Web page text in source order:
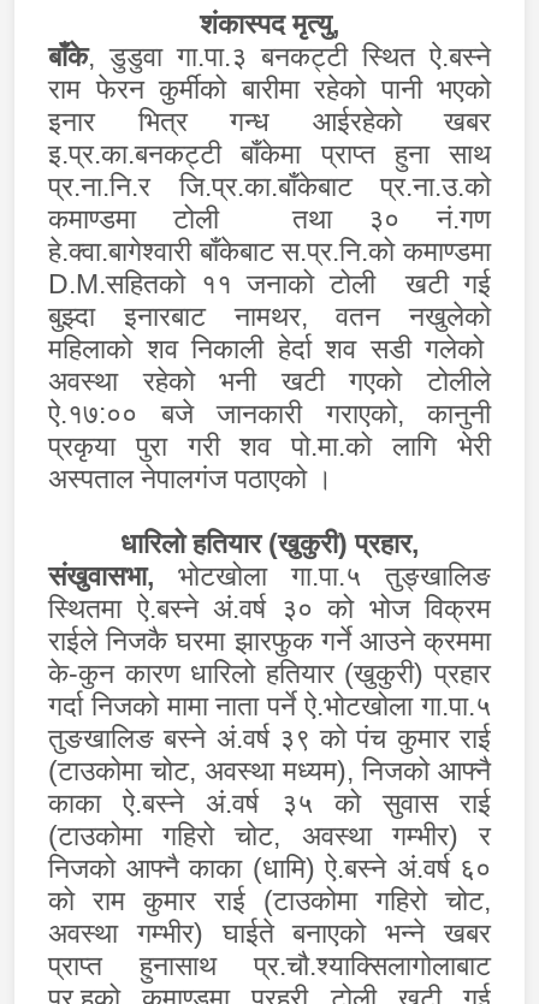
शंकास्पद मृत्यु,
बाँके, डुडुवा गा.पा.३ बनकट्टी स्थित ऐ.बस्ने
राम फेरन कुर्मीको बारीमा रहेको पानी भएको
इनार भित्र गन्ध आईरहेको खबर
इ.प्र.का.बनकट्टी बाँकेमा प्राप्त हुना साथ
प्र.ना.नि.र जि.प्र.का.बाँकेबाट प्र.ना.उ.को
कमाण्डमा टोली तथा ३० नं.गण
हे.क्वा.बागेश्वारी बाँकेबाट स.प्र.नि.को कमाण्डमा
D.M.सहितको ११ जनाको टोली खटी गई
बुझ्दा इनारबाट नामथर,वतन नखुलेको
महिलाको शव निकाली हेर्दा शव सडी गलेको
अवस्था रहेको भनी खटी गएको टोलीले
ऐ.१७:०० बजे जानकारी गराएको,कानुनी
प्रकृया पुरा गरी शव पो.मा.को लागि भेरी
अस्पताल नेपालगंज पठाएको ।
धारिलो हतियार (खुकुरी) प्रहार,
संखुवासभा, भोटखोला गा.पा.५ तुङ्खालिङ
स्थितमा ऐ.बस्ने अं.वर्ष ३० को भोज विक्रम
राईले निजकै घरमा झारफुक गर्ने आउने क्रममा
के-कुन कारण धारिलो हतियार (खुकुरी) प्रहार
गर्दा निजको मामा नाता पर्ने ऐ.भोटखोला गा.पा.५
तुङखालिङ बस्ने अं.वर्ष ३९ को पंच कुमार राई
(टाउकोमा चोट, अवस्था मध्यम),निजको आफ्नै
काका ऐ.बस्ने अं.वर्ष ३५ को सुवास राई
(टाउकोमा गहिरो चोट, अवस्था गम्भीर) र
निजको आफ्नै काका (धामि) ऐ.बस्ने अं.वर्ष ६०
को राम कुमार राई (टाउकोमा गहिरो चोट,
अवस्था गम्भीर) घाईते बनाएको भन्ने खबर
प्राप्त हुनासाथ प्र.चौ.श्याक्सिलागोलाबाट